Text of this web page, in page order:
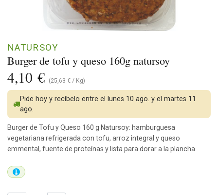
Burger de tofu y queso 160g natursoy
NATURSOY
4,10 € (25,63 € / Kg)
Pide hoy y recíbelo entre el lunes 10 ago. y el martes 11
ago.
Burger de Tofu y Queso 160 g Natursoy: hamburguesa
vegetariana refrigerada con tofu, arroz integral y queso
emmental, fuente de proteínas y lista para dorar a la plancha.